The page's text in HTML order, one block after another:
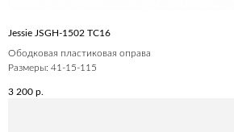
Jessie JSGH-1502 ТС16
Ободковая пластиковая оправа
Размеры: 41-15-115
3 200 р.